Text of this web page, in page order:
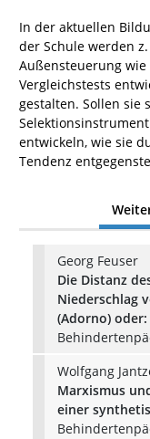
In der aktuellen
der Schule werden
Außensteuerung
Vergleichstests
gestalten. Sollen sie
entwickeln, wie sie
Tendenz
Georg Feuser
Die Distanz
Niederschlag
(Adorno) oder:
Wolfgang
Marxismus
einer